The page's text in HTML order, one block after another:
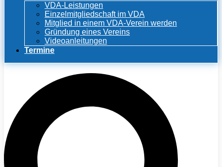
VDA-Leistungen
Einzelmitgliedschaft im VDA
Mitglied in einem VDA-Verein werden
Gründung eines Vereins
Videoanleitungen
Termine